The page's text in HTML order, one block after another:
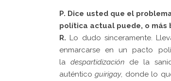
P. Dice usted que el
política actual puede, o más
R. Lo dudo sinceramente.
enmarcarse en un pacto
ladespartidización de la
auténticoguirigay, donde lo